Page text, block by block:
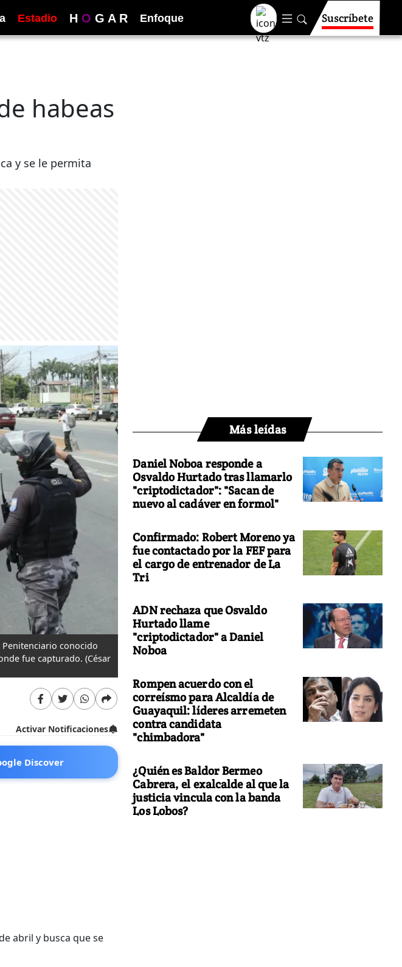
Estadio H O G A R Enfoque Suscríbete
habeas
y se le permita
Penitenciario conocido
fue capturado. (César
Activar Notificaciones
Discover
abril y busca que se
Más leídas
Daniel Noboa responde a
Osvaldo Hurtado tras llamarlo
"criptodictador": "Sacan de
nuevo al cadáver en formol"
Confirmado: Robert Moreno ya
fue contactado por la FEF para
el cargo de entrenador de La
Tri
ADN rechaza que Osvaldo
Hurtado llame
"criptodictador" a Daniel
Noboa
Rompen acuerdo con el
correísmo para Alcaldía de
Guayaquil: líderes arremeten
contra candidata
"chimbadora"
¿Quién es Baldor Bermeo
Cabrera, el exalcalde al que la
justicia vincula con la banda
Los Lobos?